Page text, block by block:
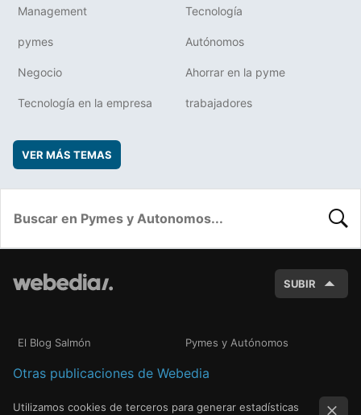
Management Tecnología
pymes Autónomos
Negocio Ahorrar en la pyme
Tecnología en la empresa trabajadores
VER MÁS TEMAS
SUBIR
El Blog Salmón Pymes y Autónomos
Otras publicaciones de Webedia
Utilizamos cookies de terceros para generar estadísticas